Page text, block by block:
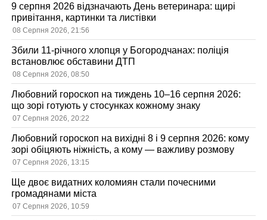
9 серпня 2026 відзначають День ветеринара: щирі
привітання, картинки та листівки
08 Серпня 2026, 21:56
Збили 11-річного хлопця у Богородчанах: поліція
встановлює обставини ДТП
08 Серпня 2026, 08:50
Любовний гороскоп на тиждень 10–16 серпня 2026:
що зорі готують у стосунках кожному знаку
07 Серпня 2026, 20:22
Любовний гороскоп на вихідні 8 і 9 серпня 2026: кому
зорі обіцяють ніжність, а кому — важливу розмову
07 Серпня 2026, 13:15
Ще двоє видатних коломиян стали почесними
громадянами міста
07 Серпня 2026, 10:59